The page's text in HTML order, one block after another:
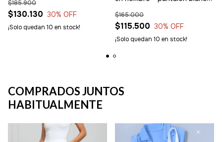
$130.130
$185.900
30% OFF
¡Solo quedan 10 en stock! $115.500
$165.000
30% OFF
¡Solo quedan 10 en stock!
COMPRADOS JUNTOS
HABITUALMENTE